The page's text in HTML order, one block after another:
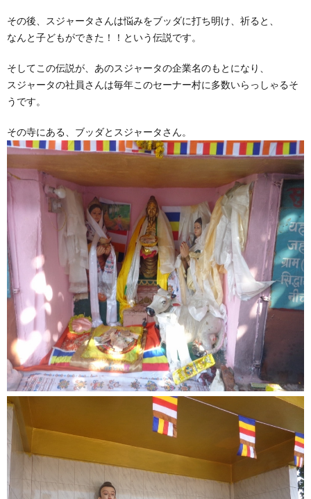
その後、スジャータさんは悩みをブッダに打ち明け、祈ると、
なんと子どもができた！！という伝説です。
そしてこの伝説が、あのスジャータの企業名のもとになり、
スジャータの社員さんは毎年このセーナー村に多数いらっしゃるそ
うです。
その寺にある、ブッダとスジャータさん。